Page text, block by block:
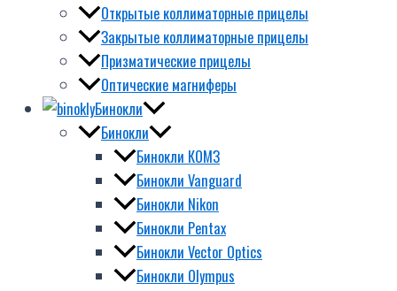
Открытые коллиматорные прицелы
Закрытые коллиматорные прицелы
Призматические прицелы
Оптические магниферы
Бинокли
Бинокли
Бинокли КОМЗ
Бинокли Vanguard
Бинокли Nikon
Бинокли Pentax
Бинокли Vector Optics
Бинокли Olympus